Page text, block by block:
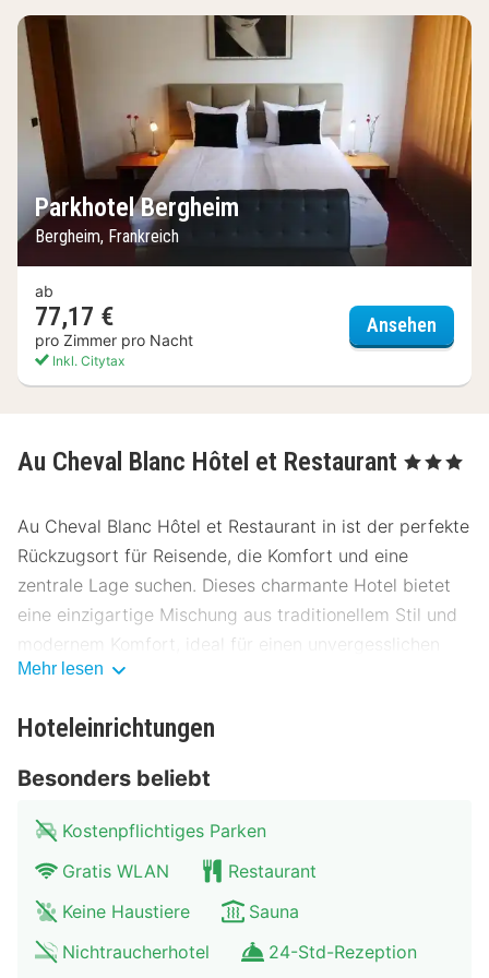
Parkhotel Bergheim
Bergheim, Frankreich
ab
77,17 €
pro Zimmer pro Nacht
Inkl. Citytax
Ansehen
Au Cheval Blanc Hôtel et Restaurant , 3 Sterne
Au Cheval Blanc Hôtel et Restaurant in ist der perfekte
Rückzugsort für Reisende, die Komfort und eine
zentrale Lage suchen. Dieses charmante Hotel bietet
eine einzigartige Mischung aus traditionellem Stil und
modernem Komfort, ideal für einen unvergesslichen
Aufenthalt.
Lage des Au Cheval Blanc Hôtel et
Restaurant
Das Au Cheval Blanc Hôtel et Restaurant liegt nur
wenige Schritte vom Stadtzentrum entfernt, was es zu
einem idealen Ausgangspunkt für Erkundungen macht.
In der Nähe befinden sich zahlreiche
Sehenswürdigkeiten, darunter Museen und historische
öffentliche Verkehrsmittel wie Busse und Züge, und
Mehr lesen
Hoteleinrichtungen
Besonders beliebt
Kostenpflichtiges Parken
Gratis WLAN
Restaurant
Keine Haustiere
Sauna
Nichtraucherhotel
24-Std-Rezeption